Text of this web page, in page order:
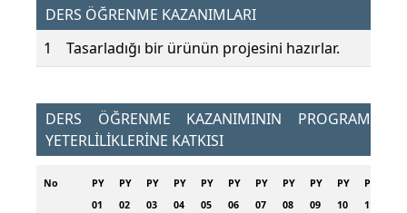
DERS ÖĞRENME KAZANIMLARI
1
Tasarladığı bir ürünün projesini hazırlar.
DERS ÖĞRENME KAZANIMININ PROGRAM
YETERLİLİKLERİNE KATKISI
No
PY
01
PY
02
PY
03
PY
04
PY
05
PY
06
PY
07
PY
08
PY
09
PY
10
PY
11